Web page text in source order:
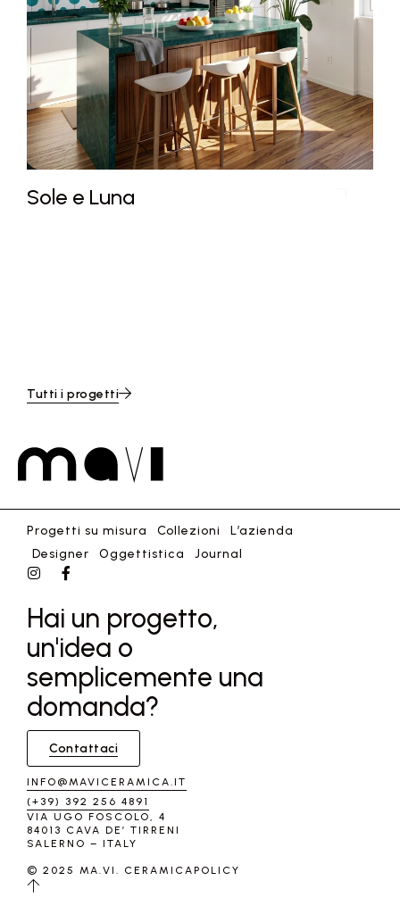
Sole e Luna
Tutti i progetti
Progetti su misura Collezioni
L’azienda
Designer
Oggettistica Journal
Hai un progetto,
un'idea o
semplicemente una
domanda?
Contattaci
INFO@MAVICERAMICA.IT
(+39) 392 256 4891
VIA UGO FOSCOLO, 4
84013 CAVA DE’ TIRRENI
SALERNO – ITALY
© 2025 MA.VI. CERAMICAPOLICY